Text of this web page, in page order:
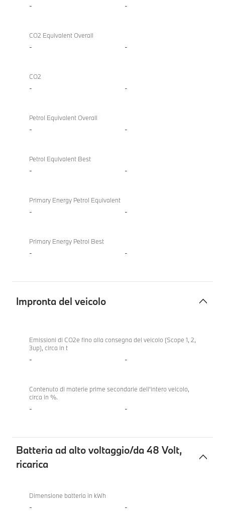
- -
CO2 Equivalent Overall
- -
CO2
- -
Petrol Equivalent Overall
- -
Petrol Equivalent Best
- -
Primary Energy Petrol Equivalent
- -
Primary Energy Petrol Best
- -
Impronta del veicolo
veicolo
Emissioni di CO2e fino alla consegna del veicolo (Scope 1, 2,
3up), circa in t
- -
Contenuto di materie prime secondarie dell'intero veicolo,
circa in %.
- -
Batteria ad alto voltaggio/da 48 Volt,
ricarica
Dimensione batteria in kWh
- -